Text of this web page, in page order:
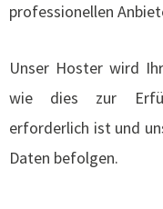
professionellen
Unser Hoster wird
wie dies zur
erforderlich ist und
Daten befolgen.